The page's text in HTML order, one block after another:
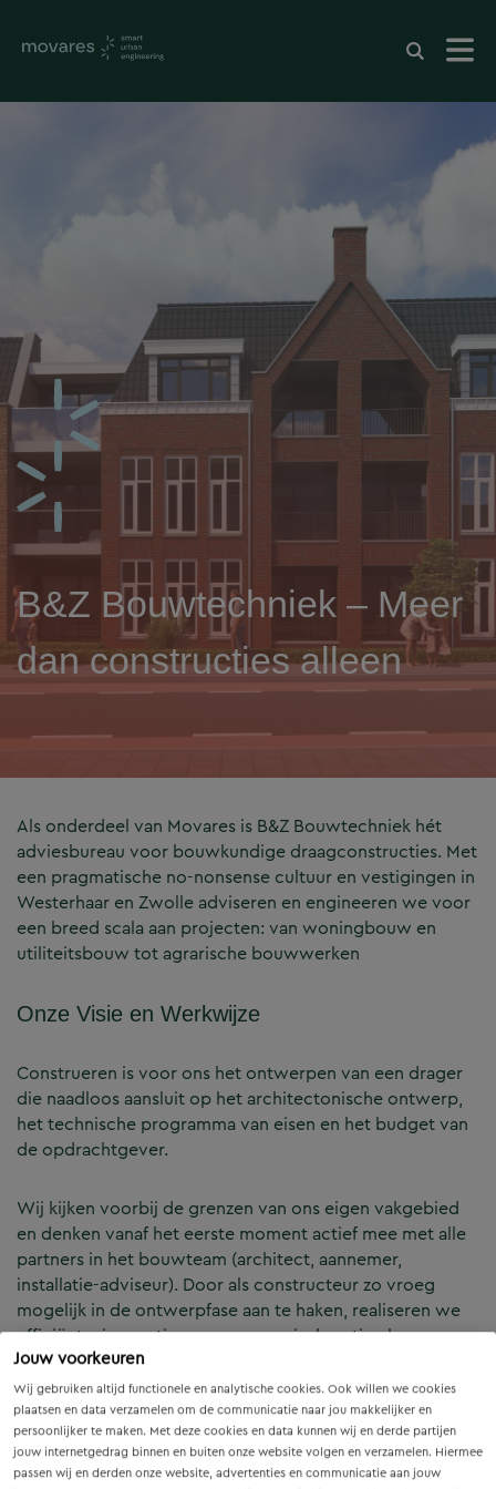
Jouw voorkeuren
Wij gebruiken altijd functionele en analytische cookies. Ook willen we cookies
plaatsen en data verzamelen om de communicatie naar jou makkelijker en
persoonlijker te maken. Met deze cookies en data kunnen wij en derde partijen
jouw internetgedrag binnen en buiten onze website volgen en verzamelen. Hiermee
passen wij en derden onze website, advertenties en communicatie aan jouw
B&Z Bouwtechniek – Meer
dan constructies alleen
Als onderdeel van Movares is B&Z Bouwtechniek hét
adviesbureau voor bouwkundige draagconstructies. Met
een pragmatische no-nonsense cultuur en vestigingen in
Westerhaar en Zwolle adviseren en engineeren we voor
een breed scala aan projecten: van woningbouw en
utiliteitsbouw tot agrarische bouwwerken
Onze Visie en Werkwijze
Construeren is voor ons het ontwerpen van een drager
die naadloos aansluit op het architectonische ontwerp,
het technische programma van eisen en het budget van
de opdrachtgever.
Wij kijken voorbij de grenzen van ons eigen vakgebied
en denken vanaf het eerste moment actief mee met alle
partners in het bouwteam (architect, aannemer,
installatie-adviseur). Door als constructeur zo vroeg
mogelijk in de ontwerpfase aan te haken, realiseren we
efficiënte, innovatieve en economisch optimale
constructies — voor zowel nieuwbouw als renovatie.
Onze Expertises en Activiteiten
B&Z Bouwtechniek verzorgt het volledige constructieve